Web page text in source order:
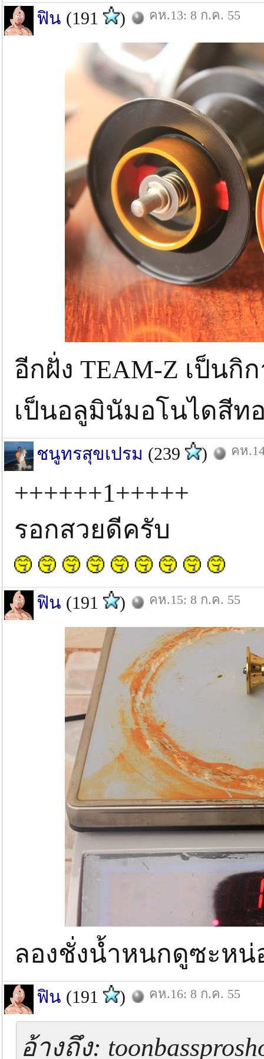
ฟิน (191 ) คห.13: 8 ก.ค. 55
อีกฝั่ง TEAM-Z เป็นกิ
เป็นอลูมินัมอโนไดสี
ชนูทรสุขเปรม (239 ) คห
++++++1+++++
รอกสวยดีครับ
ฟิน (191 ) คห.15: 8 ก.ค. 55
ลองชั่งน้ำหนกดูซะห
ฟิน (191 ) คห.16: 8 ก.ค. 55
อ้างถึง: